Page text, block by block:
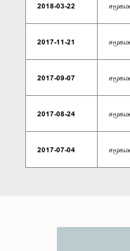
2018-03-22
2017-11-21
2017-09-07
2017-08-24
2017-07-04